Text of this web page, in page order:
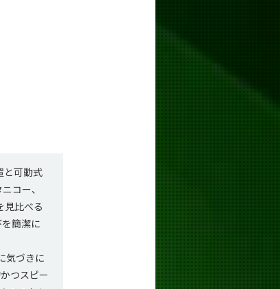
と可動式
コー、
見比べる
簡潔に
気づきに
つスピー